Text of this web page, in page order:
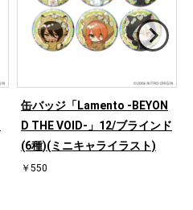
缶バッジ「Lamento -BEYON
D THE VOID-」12/ブラインド
(6種)(ミニキャライラスト)
￥550